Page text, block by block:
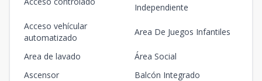
Independiente
Acceso vehícular
automatizado
Area De Juegos Infantiles
Area de lavado
Área Social
Ascensor
Balcón Integrado